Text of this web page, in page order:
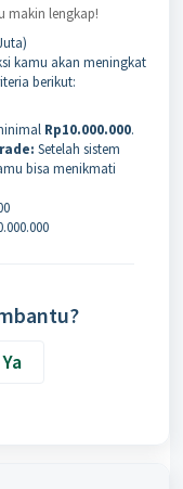
makin lengkap!
kamu akan meningkat
berikut:
Rp10.000.000.
Setelah sistem
bisa menikmati
Ya